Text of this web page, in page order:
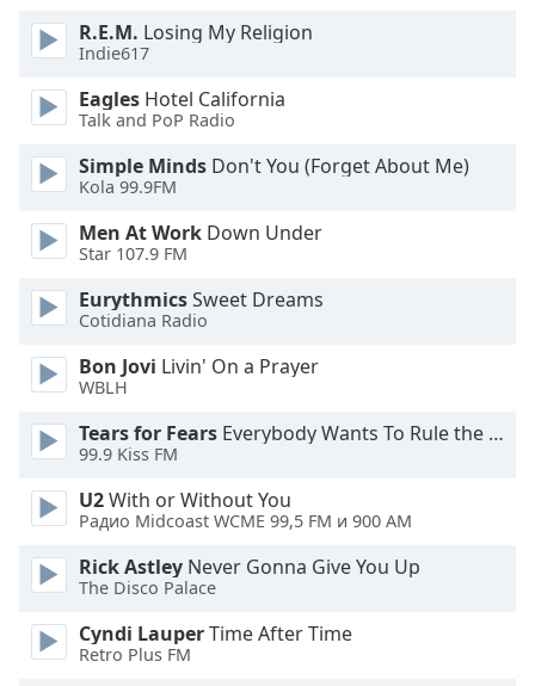
selected
Track
in-
Picture
This
modal
Beginning
dialog
Escape
close
window.
R.E.M. Losing My Religion
Indie617
Eagles Hotel California
Talk and PoP Radio
Simple Minds Don't You (Forget About Me)
Kola 99.9FM
Men At Work Down Under
Star 107.9 FM
EurythmicsSweet Dreams
Cotidiana Radio
Bon Jovi Livin' On a Prayer
WBLH
Tears for Fears Everybody Wants To Rule the World
99.9 Kiss FM
U2With or Without You
Радио Midcoast WCME 99,5 FM и 900 AM
Rick Astley Never Gonna Give You Up
The Disco Palace
Cyndi LauperTime After Time
Retro Plus FM